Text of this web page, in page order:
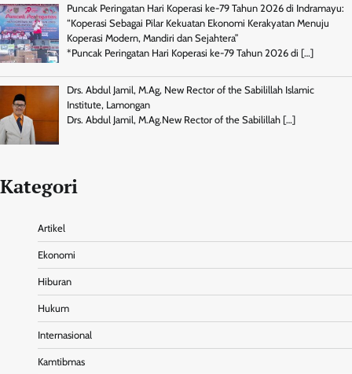
Puncak Peringatan Hari Koperasi ke-79 Tahun 2026 di Indramayu:
“Koperasi Sebagai Pilar Kekuatan Ekonomi Kerakyatan Menuju
Koperasi Modern, Mandiri dan Sejahtera”
*Puncak Peringatan Hari Koperasi ke-79 Tahun 2026 di […]
Drs. Abdul Jamil, M.Ag, New Rector of the Sabilillah Islamic
Institute, Lamongan
Drs. Abdul Jamil, M.Ag.New Rector of the Sabilillah […]
Kategori
Artikel
Ekonomi
Hiburan
Hukum
Internasional
Kamtibmas